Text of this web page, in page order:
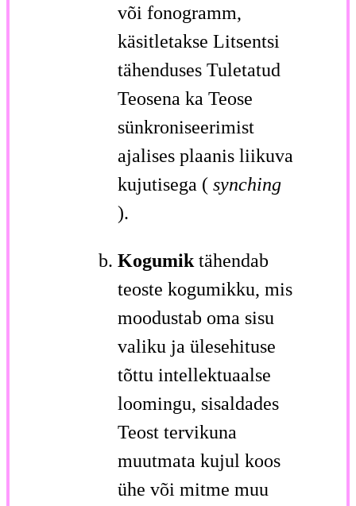
või fonogramm,
käsitletakse Litsentsi
tähenduses Tuletatud
Teosena ka Teose
sünkroniseerimist
ajalises plaanis liikuva
kujutisega ( synching
).
Kogumik tähendab
teoste kogumikku, mis
moodustab oma sisu
valiku ja ülesehituse
tõttu intellektuaalse
loomingu, sisaldades
Teost tervikuna
muutmata kujul koos
ühe või mitme muu